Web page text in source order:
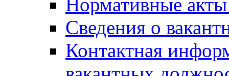
Сведения о
Контактная